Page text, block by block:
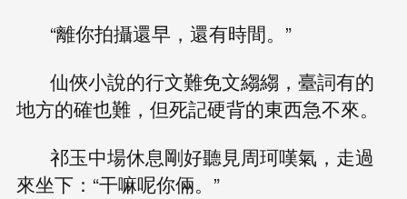
“離你拍攝還早，還有時間。”
仙俠小說的行文難免文縐縐，臺詞有的
地方的確也難，但死記硬背的東西急不來。
祁玉中場休息剛好聽見周珂嘆氣，走過
來坐下：“干嘛呢你倆。”